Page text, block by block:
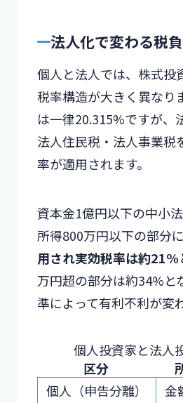
法人化で変わる税
個人と法人では、株式投
税率構造が大きく異なり
は一律20.315%ですが、
法人住民税・法人事業税
率が適用されます。
資本金1億円以下の中小
所得800万円以下の部分
用され実効税率は約21%
万円超の部分は約34%と
準によって有利不利が変
個人投資家と法人
区分
個人（申告分離）
金